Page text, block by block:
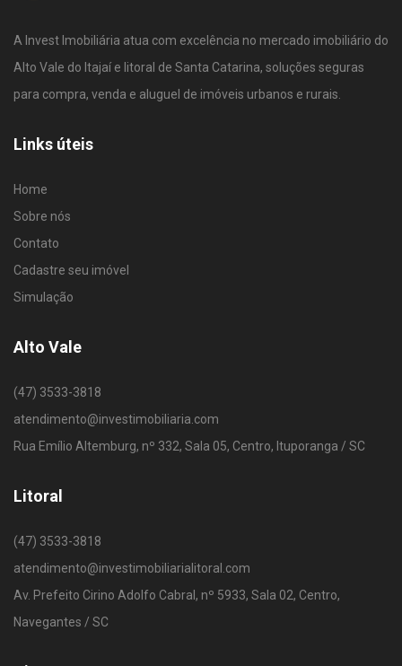
A Invest Imobiliária atua com excelência no mercado imobiliário do
Alto Vale do Itajaí e litoral de Santa Catarina, soluções seguras
para compra, venda e aluguel de imóveis urbanos e rurais.
Links úteis
Home
Sobre nós
Contato
Cadastre seu imóvel
Simulação
Alto Vale
(47) 3533-3818
atendimento@investimobiliaria.com
Rua Emílio Altemburg, nº 332, Sala 05, Centro, Ituporanga / SC
Litoral
(47) 3533-3818
atendimento@investimobiliarialitoral.com
Av. Prefeito Cirino Adolfo Cabral, nº 5933, Sala 02, Centro,
Navegantes / SC